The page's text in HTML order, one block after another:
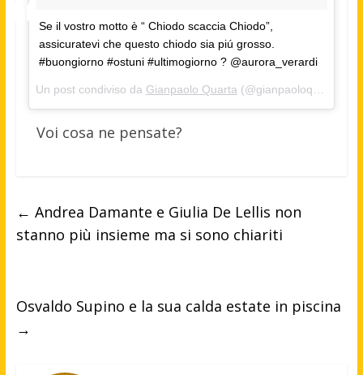
Se il vostro motto è “ Chiodo scaccia Chiodo”,
assicuratevi che questo chiodo sia piú grosso.
#buongiorno #ostuni #ultimogiorno ? @aurora_verardi
Un post condiviso da Gianpaolo Quarta (@gianpaoloquarta9) in data:
Voi cosa ne pensate?
← Andrea Damante e Giulia De Lellis non
stanno più insieme ma si sono chiariti
Osvaldo Supino e la sua calda estate in piscina
→